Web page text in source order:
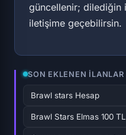
güncellenir; dilediğin
iletişime geçebilirsin.
SON EKLENEN İLANLAR
Brawl stars Hesap
Brawl Stars Elmas 100